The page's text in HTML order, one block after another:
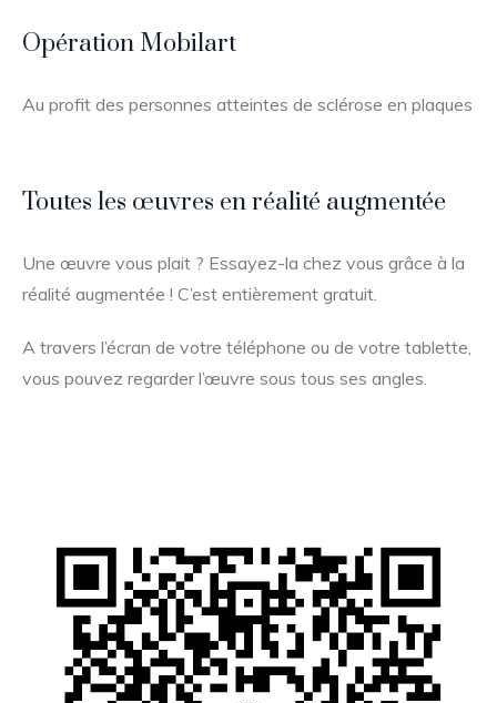
Opération Mobilart
Au profit des personnes atteintes de sclérose en plaques
Toutes les œuvres en réalité augmentée
Une œuvre vous plait ? Essayez-la chez vous grâce à la
réalité augmentée ! C’est entièrement gratuit.
A travers l’écran de votre téléphone ou de votre tablette,
vous pouvez regarder l’œuvre sous tous ses angles.